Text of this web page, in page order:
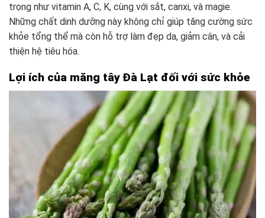
trọng như vitamin A, C, K, cùng với sắt, canxi, và magie.
Những chất dinh dưỡng này không chỉ giúp tăng cường sức
khỏe tổng thể mà còn hỗ trợ làm đẹp da, giảm cân, và cải
thiện hệ tiêu hóa.
Lợi ích của măng tây Đà Lạt đối với sức khỏe